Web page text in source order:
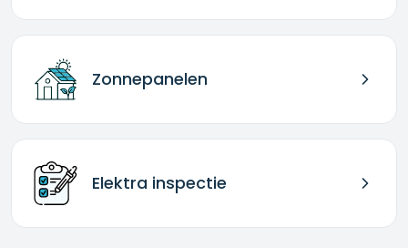
Zonnepanelen
Elektra inspectie